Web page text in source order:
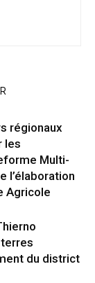
régionaux
les
Multi-
l’élaboration
Agricole
du district